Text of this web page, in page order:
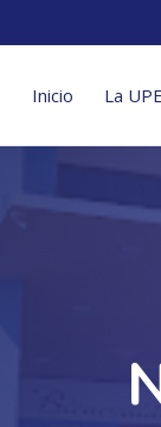
Inicio La UPE